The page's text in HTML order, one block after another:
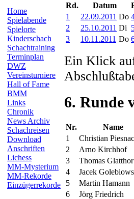
Home
Spielabende
Spielorte
Kinderschach
Schachtraining
Terminplan
DWZ
Vereinsturniere
Hall of Fame
BMM
Links
Chronik
News Archiv
Schachreisen
Download
Anschriften
Lichess
MM-Mysterium
MM-Rekorde
Einzügerrekorde
Rd.
Datum
1
22.09.2011 Do
2
25.10.2011 Di
3
10.11.2011 Do
Ein Klick
6. Runde
Nr. Name
1
Christian
2
Arno Kirchhof
3
Thomas Glatthor
4
Jacek
5
Martin Hamann
6
Jörg Friedrich